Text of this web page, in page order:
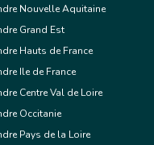
Nouvelle Aquitaine
Grand Est
Hauts de France
Ile de France
Centre Val de Loire
Occitanie
Pays de la Loire